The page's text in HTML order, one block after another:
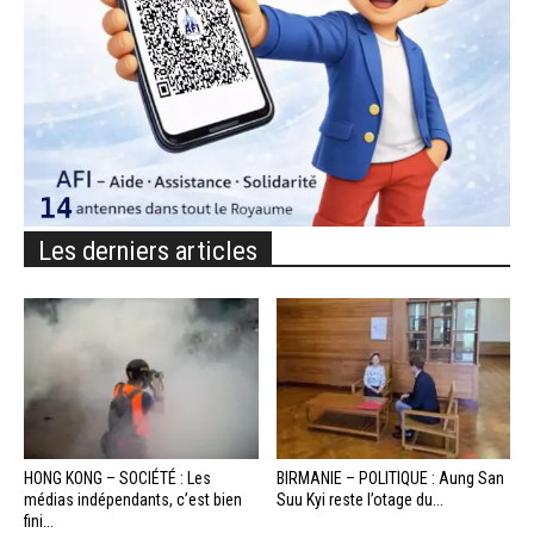
Les derniers articles
HONG KONG – SOCIÉTÉ : Les
médias indépendants, c’est bien
fini...
BIRMANIE – POLITIQUE : Aung San
Suu Kyi reste l’otage du...